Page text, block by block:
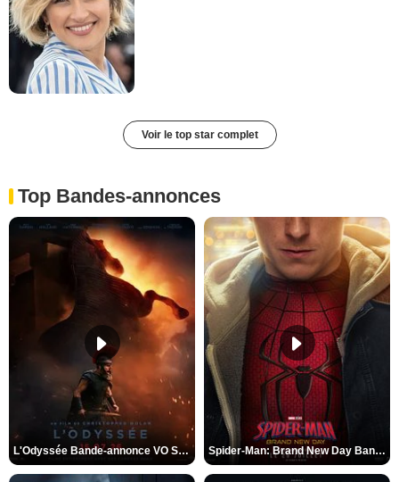
Voir le top star complet
Top Bandes-annonces
L'Odyssée Bande-annonce VO STFR Spider-Man: Brand New Day Bande-annonce VO STFR